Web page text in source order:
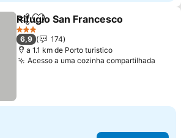
PartilharAdicionar aos favoritos
Rifugio San Francesco
3 Estrelas
6,9
174
a 1.1 km de Porto turistico
Acesso a uma cozinha compartilhada